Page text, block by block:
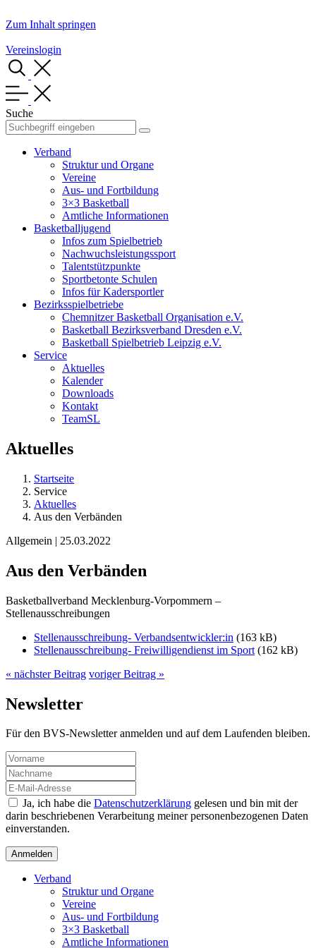
Zum Inhalt springen
Vereinslogin
Suche
Verband
Struktur und Organe
Vereine
Aus- und Fortbildung
3×3 Basketball
Amtliche Informationen
Basketballjugend
Infos zum Spielbetrieb
Nachwuchsleistungssport
Talentstützpunkte
Sportbetonte Schulen
Infos für Kadersportler
Bezirksspielbetriebe
Chemnitzer Basketball Organisation e.V.
Basketball Bezirksverband Dresden e.V.
Basketball Spielbetrieb Leipzig e.V.
Service
Aktuelles
Kalender
Downloads
Kontakt
TeamSL
Aktuelles
Startseite
Service
Aktuelles
Aus den Verbänden
Allgemein | 25.03.2022
Aus den Verbänden
Basketballverband Mecklenburg-Vorpommern –
Stellenausschreibungen
Stellenausschreibung- Verbandsentwickler:in (163 kB)
Stellenausschreibung- Freiwilligendienst im Sport (162 kB)
« nächster Beitrag voriger Beitrag »
Newsletter
Für den BVS-Newsletter anmelden und auf dem Laufenden bleiben.
Ja, ich habe die Datenschutzerklärung gelesen und bin mit der
darin beschriebenen Verarbeitung meiner personenbezogenen Daten
einverstanden.
Verband
Struktur und Organe
Vereine
Aus- und Fortbildung
3×3 Basketball
Amtliche Informationen